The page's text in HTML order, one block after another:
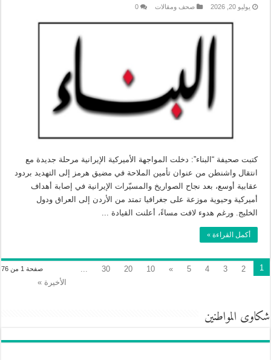
يوليو 20, 2026 صحف ومقالات 0
كتبت صحيفة “البناء”: دخلت المواجهة الأميركية الإيرانية مرحلة جديدة مع
انتقال واشنطن من عنوان تأمين الملاحة في مضيق هرمز إلى التهديد بردود
عقابية أوسع، بعد نجاح الصواريخ والمسيّرات الإيرانية في إصابة أهداف
أميركية وحيوية موزعة على جغرافيا تمتد من الأردن إلى العراق ودول
الخليج. ورغم هدوء لافت مساءً، أعلنت القيادة ...
أكمل القراءة »
صفحة 1 من 76 1
2
3
4
5
»
10
20
30
الأخيرة »
شكاوى المواطنين